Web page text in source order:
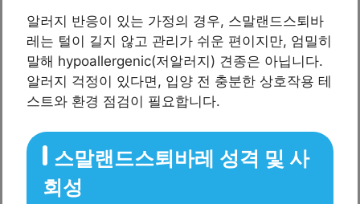
알러지 반응이 있는 가정의 경우, 스말랜드스퇴바
레는 털이 길지 않고 관리가 쉬운 편이지만, 엄밀히
말해 hypoallergenic(저알러지) 견종은 아닙니다.
알러지 걱정이 있다면, 입양 전 충분한 상호작용 테
스트와 환경 점검이 필요합니다.
스말랜드스퇴바레 성격 및 사
회성